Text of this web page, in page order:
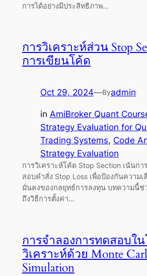
การได้อย่างมีประสิทธิภาพ…
การวิเคราะห์ส่วน Stop
การเขียนโค้ด
Oct 29, 2024—Byadmin
in AmiBroker Quant
Strategy Evaluation for
Trading Systems, Code
Strategy Evaluation
การวิเคราะห์โค้ด Stop Section เน้นก
สอบคำสั่ง Stop Loss เพื่อป้องกันความเ
มั่นคงของกลยุทธ์การลงทุน บทความนี้ช่ว
ถึงวิธีการตั้งค่า…
การจำลองการทดสอบใ
วิเคราะห์ด้วย Monte
Simulation